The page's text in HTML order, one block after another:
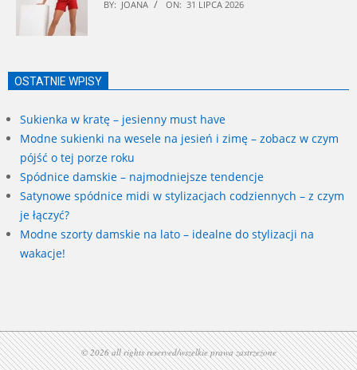
BY: JOANA ON: 31 LIPCA 2026
OSTATNIE WPISY
Sukienka w kratę – jesienny must have
Modne sukienki na wesele na jesień i zimę – zobacz w czym
pójść o tej porze roku
Spódnice damskie – najmodniejsze tendencje
Satynowe spódnice midi w stylizacjach codziennych – z czym
je łączyć?
Modne szorty damskie na lato – idealne do stylizacji na
wakacje!
© 2026 all rights reserved/wszelkie prawa zastrzeżone